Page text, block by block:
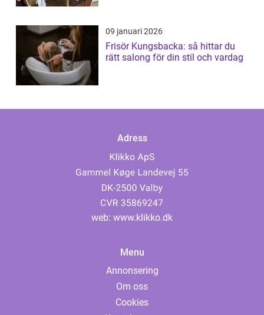
09 januari 2026
Frisör Kungsbacka: så hittar du
rätt salong för din stil och vardag
Adress
web: www.klikko.dk
Menu
Annonsering
Om oss
Cookies